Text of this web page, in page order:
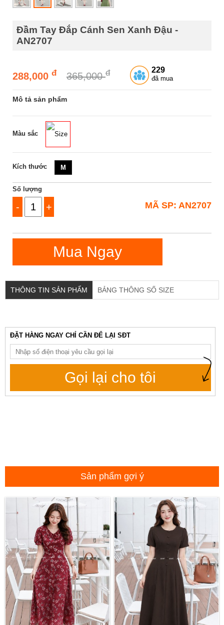
Đầm Tay Đắp Cánh Sen Xanh Đậu -
AN2707
288,000 đ 365,000đ 229
đã mua
Mô tả sản phẩm
Màu sắc Size
Kích thước M
Số lượng
- + MÃ SP: AN2707
Mua Ngay
THÔNG TIN SẢN PHẨM BẢNG THÔNG SỐ SIZE
ĐẶT HÀNG NGAY CHỈ CẦN ĐỂ LẠI SĐT
Gọi lại cho tôi
Sản phẩm gợi ý